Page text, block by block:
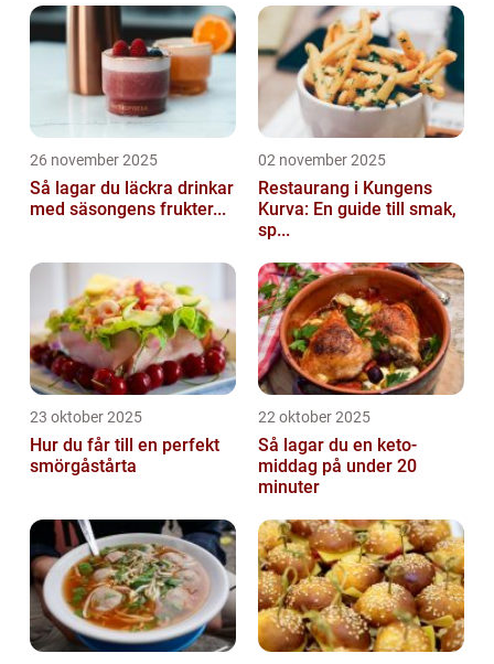
26 november 2025
Så lagar du läckra drinkar
med säsongens frukter...
02 november 2025
Restaurang i Kungens
Kurva: En guide till smak,
sp...
23 oktober 2025
Hur du får till en perfekt
smörgåstårta
22 oktober 2025
Så lagar du en keto-
middag på under 20
minuter